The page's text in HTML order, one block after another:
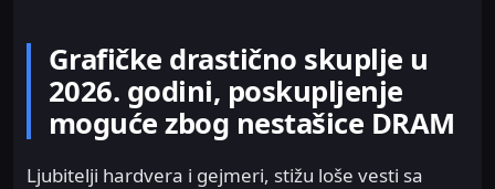
Grafičke drastično skuplje u
2026. godini, poskupljenje
moguće zbog nestašice DRAM
Ljubitelji hardvera i gejmeri, stižu loše vesti sa